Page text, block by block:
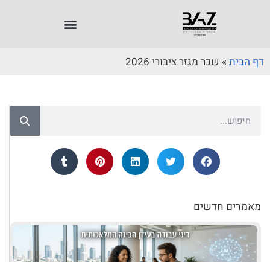
דף הבית » שכר מגזר ציבורי 2026
מאמרים חדשים